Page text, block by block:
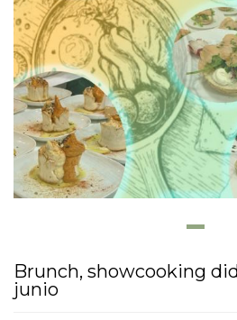
Brunch, showcooking
junio